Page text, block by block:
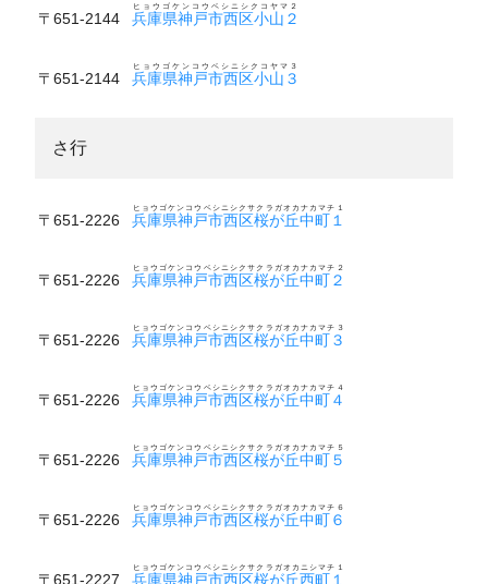
〒651-2144 兵庫県神戸市西区小山２
ヒョウゴケンコウベシニシクコヤマ２
〒651-2144 兵庫県神戸市西区小山３
ヒョウゴケンコウベシニシクコヤマ３
さ行
〒651-2226 兵庫県神戸市西区桜が丘中町１
ヒョウゴケンコウベシニシクサクラガオカナカマチ１
〒651-2226 兵庫県神戸市西区桜が丘中町２
ヒョウゴケンコウベシニシクサクラガオカナカマチ２
〒651-2226 兵庫県神戸市西区桜が丘中町３
ヒョウゴケンコウベシニシクサクラガオカナカマチ３
〒651-2226 兵庫県神戸市西区桜が丘中町４
ヒョウゴケンコウベシニシクサクラガオカナカマチ４
〒651-2226 兵庫県神戸市西区桜が丘中町５
ヒョウゴケンコウベシニシクサクラガオカナカマチ５
〒651-2226 兵庫県神戸市西区桜が丘中町６
ヒョウゴケンコウベシニシクサクラガオカナカマチ６
〒651-2227 兵庫県神戸市西区桜が丘西町１
ヒョウゴケンコウベシニシクサクラガオカニシマチ１